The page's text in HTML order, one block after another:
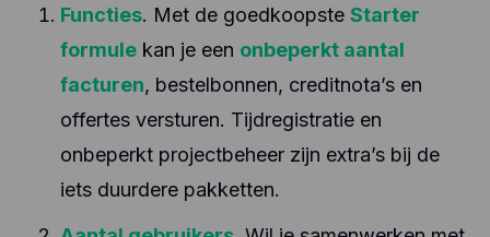
Functies. Met de goedkoopste Starter
formule kan je een onbeperkt aantal
facturen, bestelbonnen, creditnota’s en
offertes versturen. Tijdregistratie en
onbeperkt projectbeheer zijn extra’s bij de
iets duurdere pakketten.